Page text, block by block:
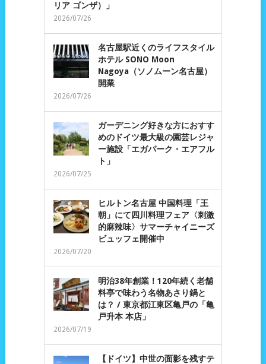
リア ゴンザ）」
2026/07/26
名古屋駅近くのライフスタイル
ホテル SONO Moon
Nagoya（ソノムーン名古屋）
開業
2026/07/26
ガーデニング好きな方におすす
めのドイツ最大級の園芸レジャ
ー施設「エガパーク・エアフル
ト」
2026/07/25
ヒルトン名古屋 中国料理「王
朝」にて四川料理フェア〈刺激
的麻辣味〉サマーチャイニーズ
ビュッフェ開催中
2026/07/20
明治38年創業！120年続く老舗
料亭で味わう名物あさり鍋と
は？ / 東京都江東区亀戸の「亀
戸升本 本店」
2026/07/19
【ドイツ】中世の面影を残すテ